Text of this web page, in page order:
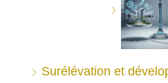
Surélévation et